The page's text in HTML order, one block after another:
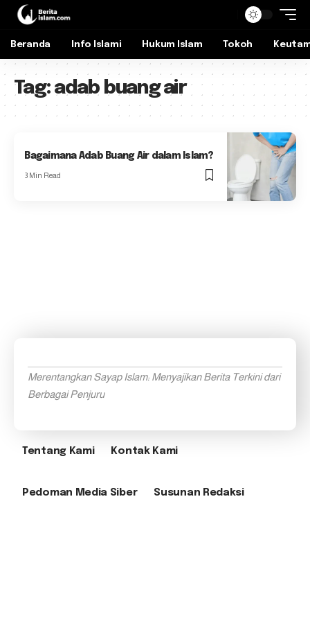
Beranda Info Islami Hukum Islam Tokoh
Tag: adab buang air
Bagaimana Adab Buang Air dalam Islam?
3 Min Read
Merentangkan Sayap Islam: Menyajikan Berita Terkini dari
Berbagai Penjuru
Tentang Kami Kontak Kami
Pedoman Media Siber Susunan Redaksi